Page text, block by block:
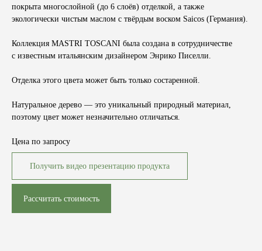
покрыта многослойной (до 6 слоёв) отделкой, а также
экологически чистым маслом с твёрдым воском Saicos (Германия).
Коллекция MASTRI TOSCANI была создана в сотрудничестве
с известным итальянским дизайнером Энрико Писелли.
Отделка этого цвета может быть только состаренной.
Натуральное дерево — это уникальный природный материал,
поэтому цвет может незначительно отличаться.
Цена по запросу
Получить видео презентацию продукта
Рассчитать стоимость